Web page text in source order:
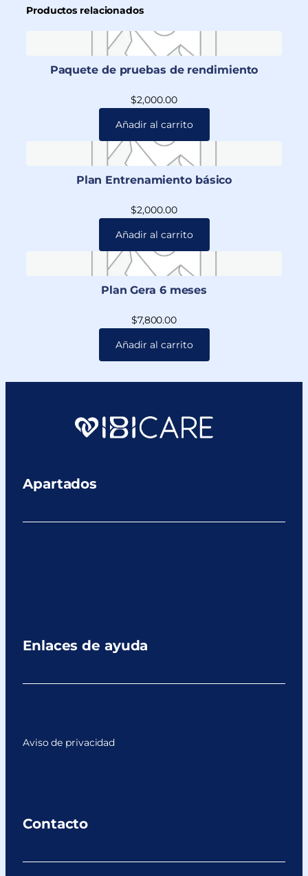
Productos relacionados
Paquete de pruebas de rendimiento
$2,000.00
Añadir al carrito
Plan Entrenamiento básico
$2,000.00
Añadir al carrito
Plan Gera 6 meses
$7,800.00
Añadir al carrito
Apartados
Enlaces de ayuda
Aviso de privacidad
Contacto